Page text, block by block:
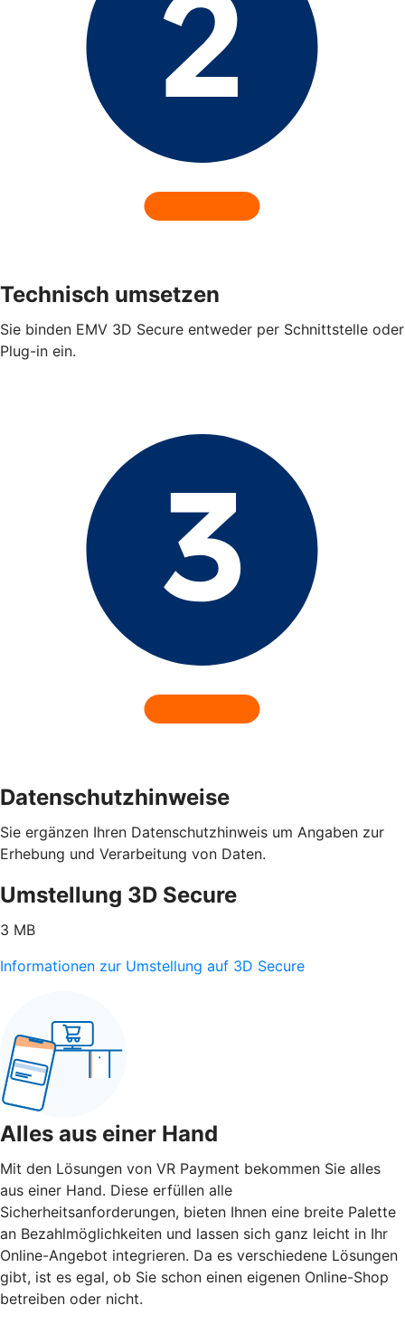
Technisch umsetzen
Sie binden EMV 3D Secure entweder per Schnittstelle oder
Plug-in ein.
Datenschutzhinweise
Sie ergänzen Ihren Datenschutzhinweis um Angaben zur
Erhebung und Verarbeitung von Daten.
Umstellung 3D Secure
3 MB
Informationen zur Umstellung auf 3D Secure
Alles aus einer Hand
Mit den Lösungen von VR Payment bekommen Sie alles
aus einer Hand. Diese erfüllen alle
Sicherheitsanforderungen, bieten Ihnen eine breite Palette
an Bezahlmöglichkeiten und lassen sich ganz leicht in Ihr
Online-Angebot integrieren. Da es verschiedene Lösungen
gibt, ist es egal, ob Sie schon einen eigenen Online-Shop
betreiben oder nicht.